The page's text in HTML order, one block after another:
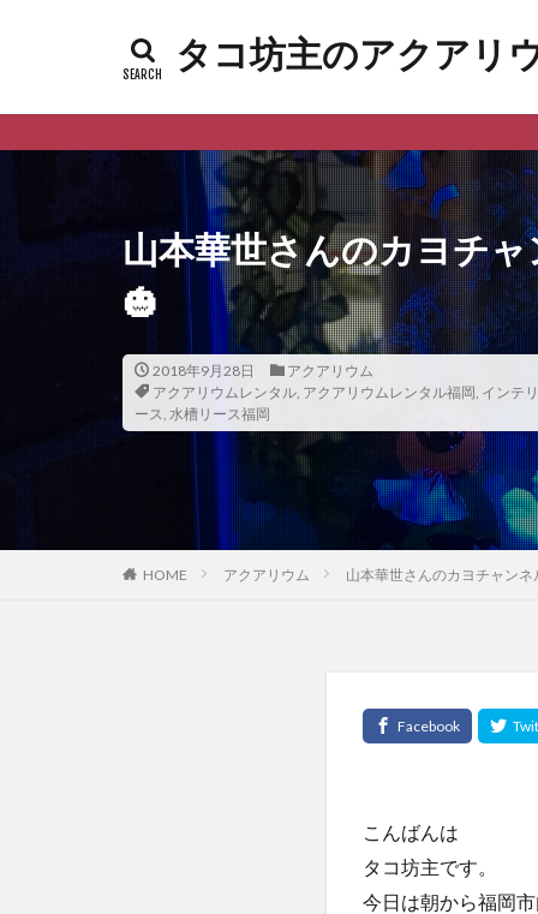
タコ坊主のアクアリ
山本華世さんのカヨチ
🎃
2018年9月28日
アクアリウム
アクアリウムレンタル, アクアリウムレンタル福岡, インテ
ース, 水槽リース福岡
HOME アクアリウム 山本華世さんのカヨチャン
こんばんは
タコ坊主です。
今日は朝から福岡